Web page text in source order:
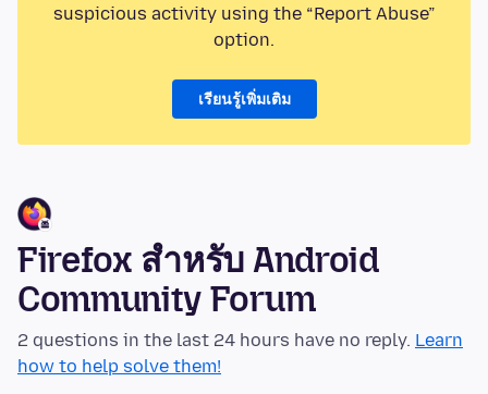
suspicious activity using the “Report Abuse”
option.
เรียนรู้เพิ่มเติม
Firefox สำหรับ Android
Community Forum
2 questions in the last 24 hours have no reply. Learn
how to help solve them!